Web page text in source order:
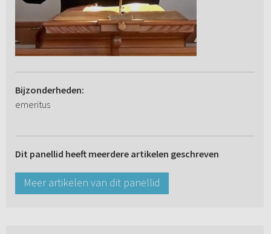
Bijzonderheden:
emeritus
Dit panellid heeft meerdere artikelen geschreven
Meer artikelen van dit panellid